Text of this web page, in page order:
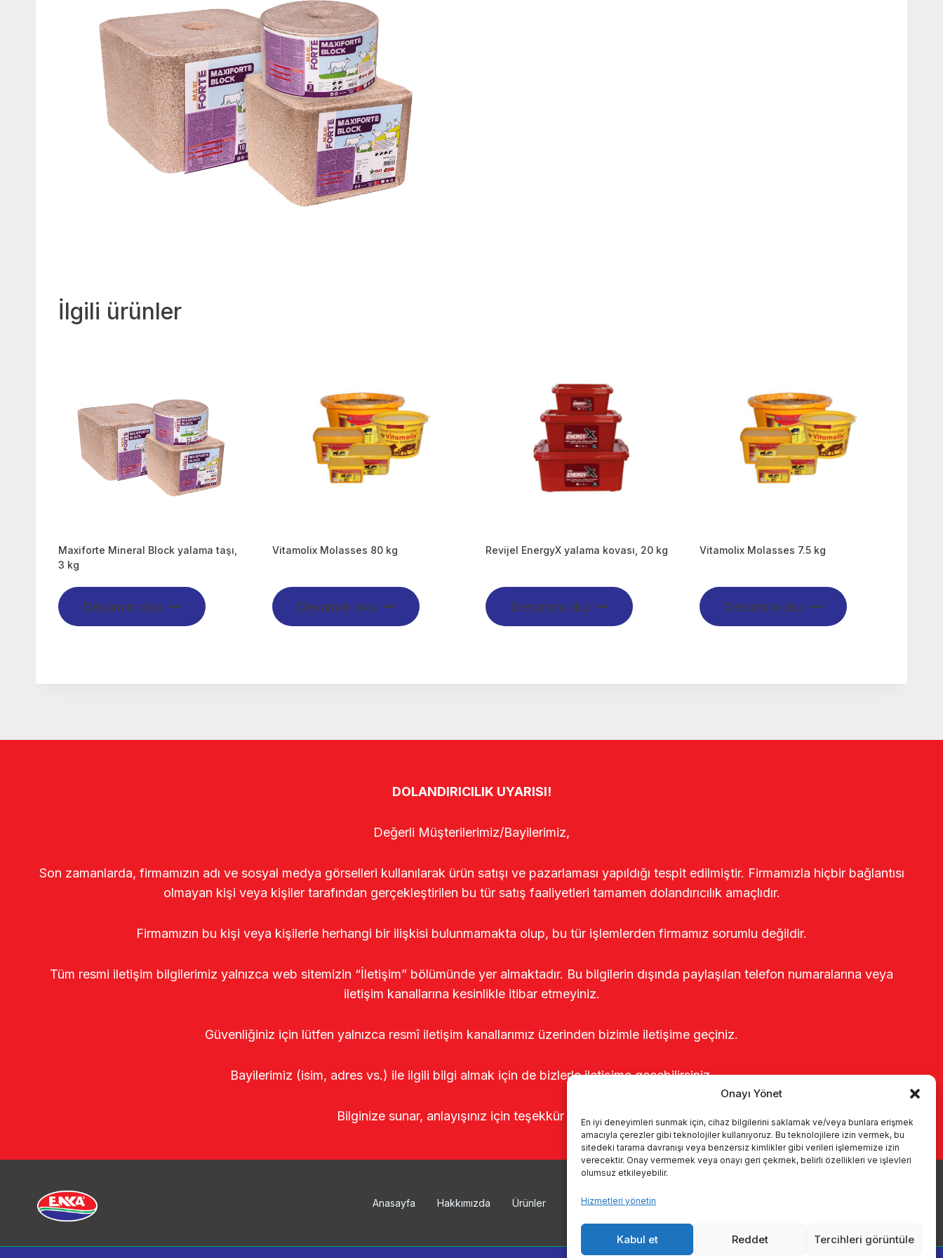
Onayı Yönet
En iyi deneyimleri sunmak için, cihaz bilgilerini saklamak ve/veya bunlara erişmek
amacıyla çerezler gibi teknolojiler kullanıyoruz. Bu teknolojilere izin vermek, bu
sitedeki tarama davranışı veya benzersiz kimlikler gibi verileri işlememize izin
verecektir. Onay vermemek veya onayı geri çekmek, belirli özellikleri ve işlevleri
olumsuz etkileyebilir.
Hizmetleri yönetin
Kabul et Reddet Tercihleri görüntüle
İlgili ürünler
Maxiforte Mineral Block yalama taşı,
3 kg
Devamını oku
Vitamolix Molasses 80 kg
Devamını oku
Revijel EnergyX yalama kovası, 20 kg
Devamını oku
Vitamolix Molasses 7.5 kg
Devamını oku
DOLANDIRICILIK UYARISI!
Değerli Müşterilerimiz/Bayilerimiz,
Son zamanlarda, firmamızın adı ve sosyal medya görselleri kullanılarak ürün satışı ve pazarlaması yapıldığı tespit edilmiştir. Firmamızla hiçbir bağlantısı
olmayan kişi veya kişiler tarafından gerçekleştirilen bu tür satış faaliyetleri tamamen dolandırıcılık amaçlıdır.
Firmamızın bu kişi veya kişilerle herhangi bir ilişkisi bulunmamakta olup, bu tür işlemlerden firmamız sorumlu değildir.
Tüm resmi iletişim bilgilerimiz yalnızca web sitemizin “İletişim” bölümünde yer almaktadır. Bu bilgilerin dışında paylaşılan telefon numaralarına veya
iletişim kanallarına kesinlikle itibar etmeyiniz.
Güvenliğiniz için lütfen yalnızca resmî iletişim kanallarımız üzerinden bizimle iletişime geçiniz.
Bayilerimiz (isim, adres vs.) ile ilgili bilgi almak için de bizlerle iletişime geçebilirsiniz.
Bilginize sunar, anlayışınız için teşekkür ederiz.
Anasayfa Hakkımızda Ürünler Sağımhaneler Kataloglar